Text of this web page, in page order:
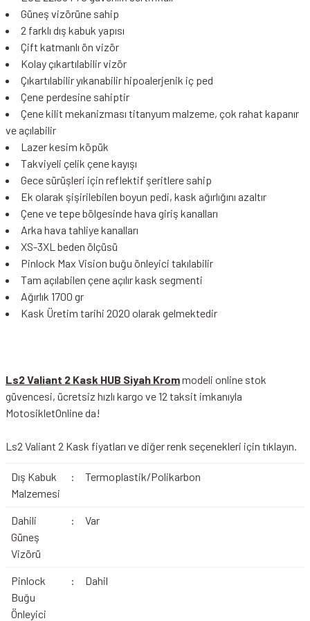
Güneş vizörüne sahip
2 farklı dış kabuk yapısı
Çift katmanlı ön vizör
Kolay çıkartılabilir vizör
Çıkartılabilir yıkanabilir hipoalerjenik iç ped
Çene perdesine sahiptir
Çene kilit mekanizması titanyum malzeme, çok rahat kapanır
ve açılabilir
Lazer kesim köpük
Takviyeli çelik çene kayışı
Gece sürüşleri için reflektif şeritlere sahip
Ek olarak şişirilebilen boyun pedi, kask ağırlığını azaltır
Çene ve tepe bölgesinde hava giriş kanalları
Arka hava tahliye kanalları
XS-3XL beden ölçüsü
Pinlock Max Vision buğu önleyici takılabilir
Tam açılabilen çene açılır kask segmenti
Ağırlık 1700 gr
Kask Üretim tarihi 2020 olarak gelmektedir
Ls2 Valiant 2 Kask HUB Siyah Krommodeli online stok
güvencesi, ücretsiz hızlı kargo ve 12 taksit imkanıyla
MotosikletOnline da!
Ls2 Valiant 2 Kask fiyatları ve diğer renk seçenekleri için tıklayın.
Dış Kabuk
Malzemesi
: Termoplastik/Polikarbon
Dahili
Güneş
Vizörü
: Var
Pinlock
Buğu
Önleyici
: Dahil